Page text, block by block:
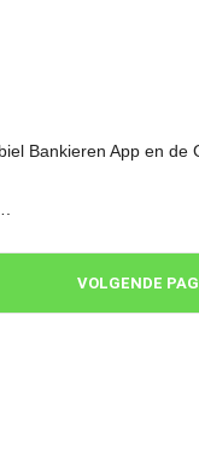
Bankieren App en de
VOLGENDE